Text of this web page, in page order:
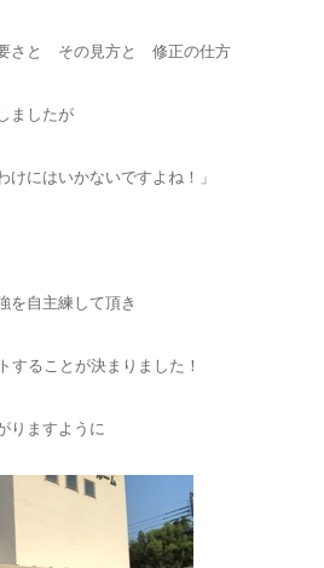
さと その見方と 修正の仕方
ましたが
にはいかないですよね！」
を自主練して頂き
することが決まりました！
りますように